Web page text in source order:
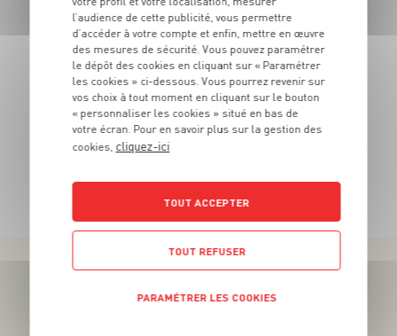
7€99
-2€
La pièce de 380g - Soit 15€76 le kg
Téléchargez l’App pour profiter d’offres exclusives !
l’audience de cette publicité, vous permettre
d’accéder à votre compte et enfin, mettre en œuvre
des mesures de sécurité. Vous pouvez paramétrer
le dépôt des cookies en cliquant sur « Paramétrer
les cookies » ci-dessous. Vous pourrez revenir sur
vos choix à tout moment en cliquant sur le bouton
« personnaliser les cookies » situé en bas de
votre écran. Pour en savoir plus sur la gestion des
cookies, cliquez-ici
TOUT ACCEPTER
TOUT REFUSER
PARAMÉTRER LES COOKIES